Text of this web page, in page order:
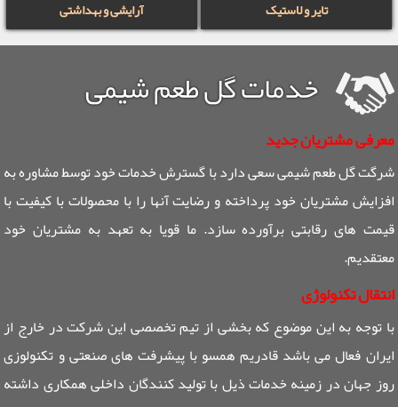
تایر و لاستیک آرایشی و بهداشتی
خدمات گل طعم شیمی
معرفی مشتریان جدید
شرگت گل طعم شیمی سعی دارد با گسترش خدمات خود توسط مشاوره به
افزایش مشتریان خود پرداخته و رضایت آنها را با محصولات با کیفیت با
قیمت های رقابتی برآورده سازد. ما قویا به تعهد به مشتریان خود
معتقدیم.
انتقال تکنولوژی
با توجه به این موضوع که بخشی از تیم تخصصی این شرکت در خارج از
ایران فعال می باشد قادریم همسو با پیشرفت های صنعتی و تکنولوزی
روز جهان در زمینه خدمات ذیل با تولید کنندگان داخلی همکاری داشته